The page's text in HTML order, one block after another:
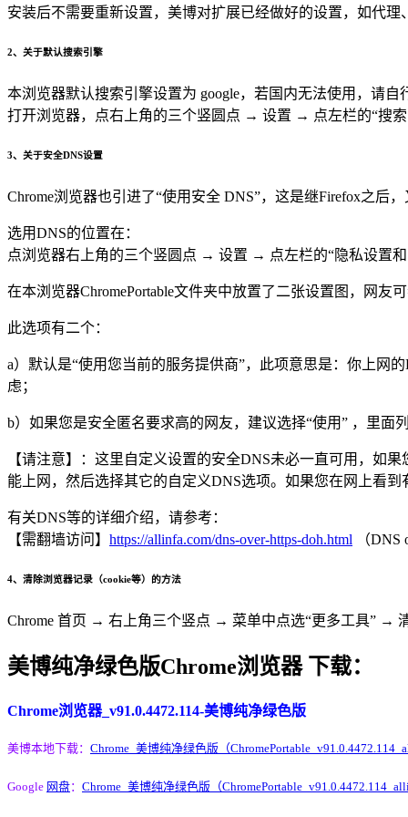
安装后不需要重新设置，美博对扩展已经做好的设置，如代
2、关于默认搜索引擎
本浏览器默认搜索引擎设置为 google，若国内无法使用，请自
打开浏览器，点右上角的三个竖圆点 → 设置 → 点左栏的“搜
3、关于安全DNS设置
Chrome浏览器也引进了“使用安全 DNS”，这是继Firefox之后
选用DNS的位置在：
点浏览器右上角的三个竖圆点 → 设置 → 点左栏的“隐私设置
在本浏览器ChromePortable文件夹中放置了二张设置图，网友
此选项有二个：
a）默认是“使用您当前的服务提供商”，此项意思是：你上网
虑；
b）如果您是安全匿名要求高的网友，建议选择“使用” ，里面
【请注意】：这里自定义设置的安全DNS未必一直可用，如
能上网，然后选择其它的自定义DNS选项。如果您在网上看
有关DNS等的详细介绍，请参考：
【需翻墙访问】 https://allinfa.com/dns-over-https-doh.html （DNS
4、清除浏览器记录（cookie等）的方法
Chrome 首页 → 右上角三个竖点 → 菜单中点选“更多工具” →
美博纯净绿色版Chrome浏览器 下载：
Chrome浏览器_v91.0.4472.114-美博纯净绿色版
美博本地下载： Chrome_美博纯净绿色版（
Google 网盘： Chrome_美博纯净绿色版（